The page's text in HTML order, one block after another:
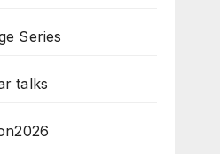
Series
talks